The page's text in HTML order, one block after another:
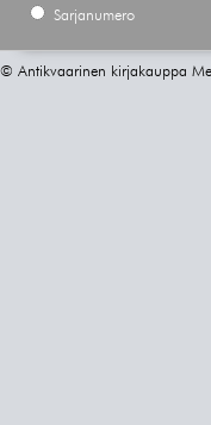
Sarjanumero
© Antikvaarinen kirjakauppa